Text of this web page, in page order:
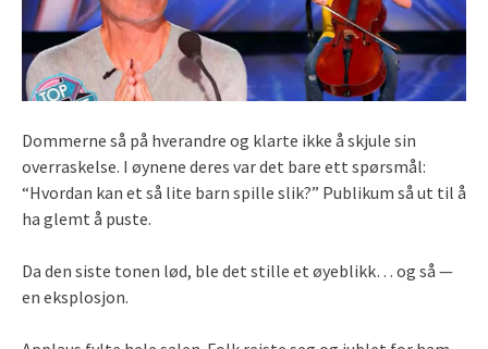
Dommerne så på hverandre og klarte ikke å skjule sin
overraskelse. I øynene deres var det bare ett spørsmål:
“Hvordan kan et så lite barn spille slik?” Publikum så ut til å
ha glemt å puste.
Da den siste tonen lød, ble det stille et øyeblikk… og så —
en eksplosjon.